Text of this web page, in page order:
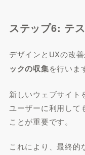
ステップ6: テ
デザインとUXの改善
ックの収集を行いま
新しいウェブサイト
ユーザーに利用して
ことが重要です。
これにより、最終的